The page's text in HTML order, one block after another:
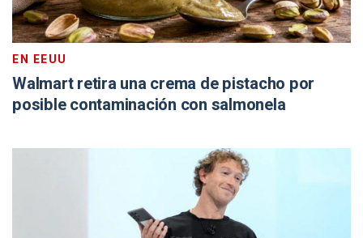
EN EEUU
Walmart retira una crema de pistacho por
posible contaminación con salmonela